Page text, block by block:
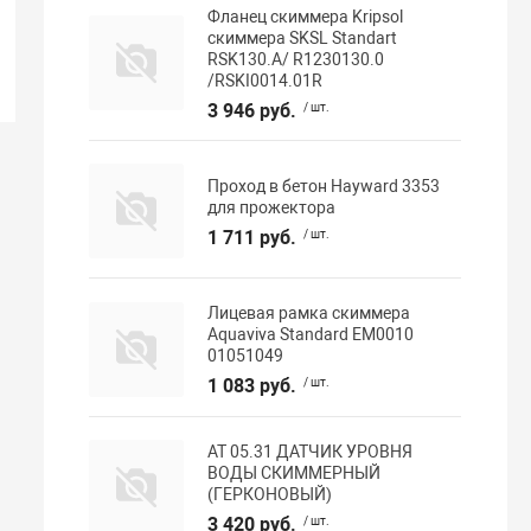
Фланец скиммера Kripsol
скиммера SKSL Standart
RSK130.A/ R1230130.0
/RSKI0014.01R
3 946 руб. / шт.
Проход в бетон Hayward 3353
для прожектора
1 711 руб. / шт.
Лицевая рамка скиммера
Aquaviva Standard EM0010
01051049
1 083 руб. / шт.
АТ 05.31 ДАТЧИК УРОВНЯ
ВОДЫ СКИММЕРНЫЙ
(ГЕРКОНОВЫЙ)
3 420 руб. / шт.